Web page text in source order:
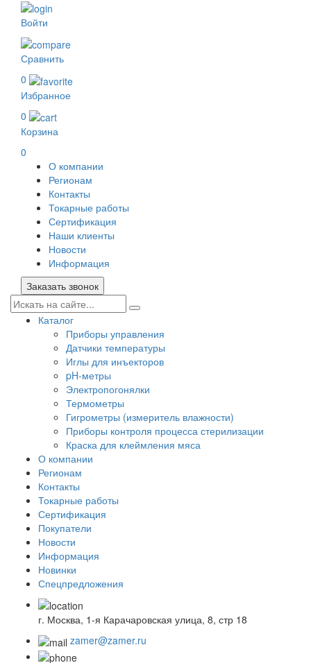
Войти
Сравнить
0
Избранное
0
Корзина
0
О компании
Регионам
Контакты
Токарные работы
Сертификация
Наши клиенты
Новости
Информация
Заказать звонок
Каталог
Приборы управления
Датчики температуры
Иглы для инъекторов
pH-метры
Электропогонялки
Термометры
Гигрометры (измеритель влажности)
Приборы контроля процесса стерилизации
Краска для клеймления мяса
О компании
Регионам
Контакты
Токарные работы
Сертификация
Покупатели
Новости
Информация
Новинки
Спецпредложения
г. Москва, 1-я Карачаровская улица, 8, стр 18
zamer@zamer.ru